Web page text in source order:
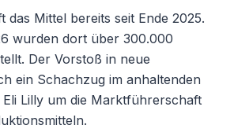
das Mittel bereits seit Ende 2025.
wurden dort über 300.000
Der Vorstoß in neue
ein Schachzug im anhaltenden
Lilly um die Marktführerschaft